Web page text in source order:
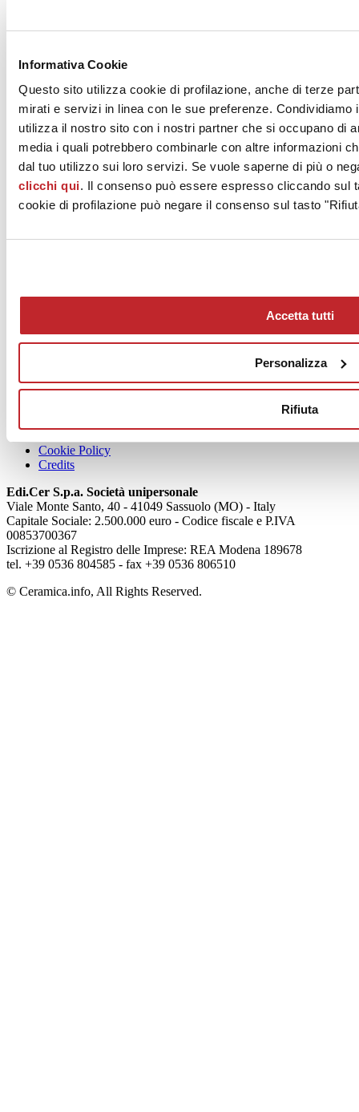
Informativa Cookie
Questo sito utilizza cookie di profilazione, anche di terze
mirati e servizi in linea con le sue preferenze.
utilizza il nostro sito con i nostri partner che si occupano di
media i quali potrebbero combinarle con altre informazioni
dal tuo utilizzo sui loro servizi. Se vuole saperne di più o
clicchi qui. Il consenso può essere espresso cliccando sul
cookie di profilazione può negare il consenso sul tasto
Accetta tutti
Personalizza
Rifiuta
CERAMICA DOLOMITE S.p.A.
Borgo Valbelluna, 32026
Belluno
Tel. 0437 5581
Fax
[email protected]
www.ceramicadolomite.it
News
Articoli
Cookie Policy
Credits
Edi.Cer S.p.a. Società unipersonale
Viale Monte Santo, 40 - 41049 Sassuolo (MO) - Italy
Capitale Sociale: 2.500.000 euro - Codice fiscale e P.IVA
00853700367
Iscrizione al Registro delle Imprese: REA Modena 189678
tel. +39 0536 804585 - fax +39 0536 806510
© Ceramica.info, All Rights Reserved.